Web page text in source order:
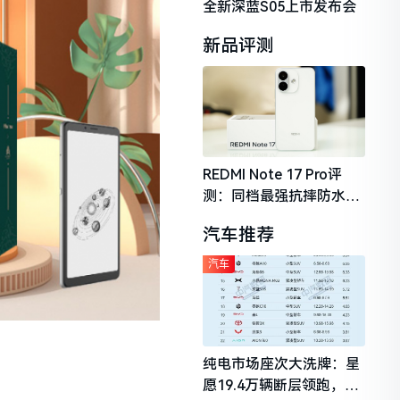
全新深蓝S05上市发布会
新品评测
REDMI Note 17 Pro评
测：同档最强抗摔防水，
守门员
汽车推荐
纯电市场座次大洗牌：星
愿19.4万辆断层领跑，理
汽车